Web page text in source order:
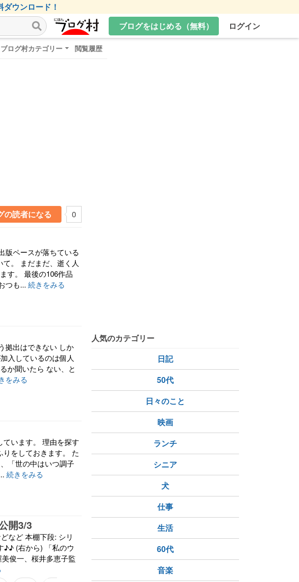
ウンロード！
ブログをはじめる（無料）
ログイン
ブログ村カテゴリー 閲覧履歴
の読者になる 0
版ペースが落ちている
。 まだまだ、逝く人
す。 最後の106作品
つも... 続きをみる
拠出はできない しか
入しているのは個人
か聞いたら ない、と
をみる
います。 理由を探す
をしておきます。 た
「世の中はいつ調子
続きをみる
開3/3
など 本棚下段: シリ
♪♪ (右から) 「私のウ
俊一、桜井多恵子監
人気のカテゴリー
日記
50代
日々のこと
映画
ランチ
シニア
犬
仕事
生活
60代
音楽